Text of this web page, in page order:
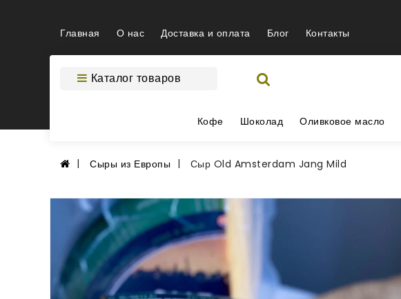
Главная О нас Доставка и оплата Блог Контакты
Каталог товаров
Кофе Шоколад Оливковое масло
Сыры из Европы Сыр Old Amsterdam Jang Mild